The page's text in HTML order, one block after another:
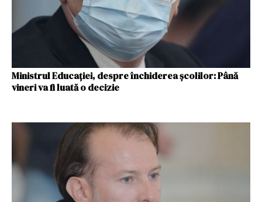
Ministrul Educaţiei, despre închiderea şcolilor: Până
vineri va fi luată o decizie